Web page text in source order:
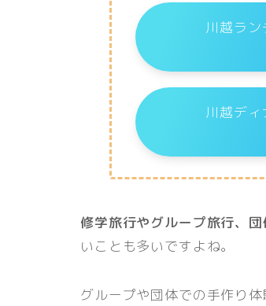
川越ラ
川越デ
修学旅行やグループ旅行、
いことも多いですよね。
グループや団体での手作り体